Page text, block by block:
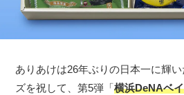
ありあけは26年ぶりの日本一に輝
ズを祝して、第5弾「横浜DeNAベ